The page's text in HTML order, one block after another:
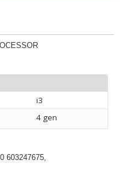
i3
4 gen
603247675,